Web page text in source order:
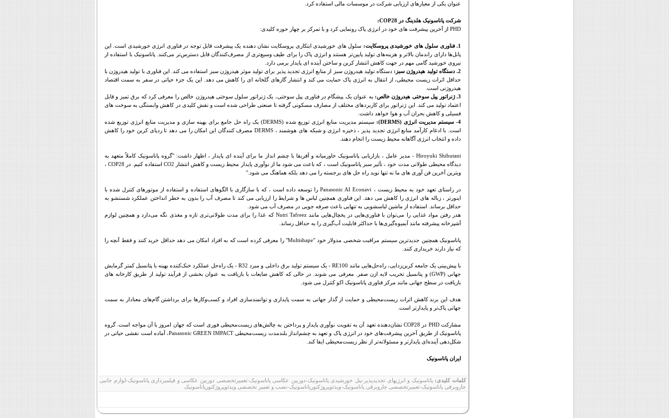
عنوان یکی از معیارهای ارزیابی شرکت در موسسات مالی استفاده کرد.
شرکت پاناسونیک هلدینگ در COP28
:
PHD از آخرین پیشرفت های خود در انرژی پاک رونمایی کرد و با تمرکز بر چهار حوزه کلیدی:
1. فناوری سلول های خورشیدی پروسکایت:
سلول های خورشیدی ابتکاری پروسکایت نشان دهنده یک پیشرفت قابل توجه در فناوری انرژی خورشیدی است. این
پانل‌ها دارای راندمان بالاتر و هزینه‌های تولید پایین‌تر هستند و انرژی پاک را برای طیف وسیع‌تری از مصرف‌کنندگان قابل دسترس‌تر می‌کنند. پاناسونیک با استفاده از
نیروی خورشید گامی مهم در جهت کاهش انتشار کربن و ساختن آینده ای پایدار برمی دارد.
2. دستگاه تولید هیدروژن سبز:
دستگاه تولید هیدروژن سبز از منابع انرژی تجدید پذیر برای تولید موثر هیدروژن سبز استفاده می کند. این فناوری با تولید هیدروژن با
حداقل اثرات زیست محیطی، از انتقال به انرژی پاک حمایت می کند و انتشار گازهای گلخانه ای را کاهش می دهد. این یک جزء حیاتی در سفر به سمت اقتصاد
هیدروژنی است.
3. ژنراتور پیل سوختی هیدروژن خالص:
به عنوان یک پیشگام در فناوری پیل سوختی، یک ژنراتور سلول سوختی هیدروژن خالص را معرفی کرد که برق تمیز و قابل
اعتماد تولید می کند. این ژنراتور برای کاربردهای مختلف از مصارف مسکونی گرفته تا صنعتی طراحی شده است و نقش کلیدی در کاهش وابستگی به سوخت های
فسیلی و کاهش بحران آب و هوا خواهد داشت.
4- سیستم مدیریت انرژی (
DERMS
): سیستم مدیریت منابع انرژی توزیع شده (DERMS) یک راه حل جامع برای بهینه سازی و مدیریت منابع انرژی توزیع شده
است. با ادغام کارآمد منابع انرژی تجدید پذیر ، ذخیره انرژی و شبکه های هوشمند ،DERMS مصرف کنندگان این امکان را می دهد تا ردپای کربن خود را کاهش
داده و انتخاب انرژی آگاهانه محیط زیست را انجام دهند.
Hiroyuki Shibutani - مدیر عامل ، بازاریابی پاناسونیک خاورمیانه و آفریقا با چشم انداز ما برای آینده ای پایدار ، اظهار داشت: "گروه پاناسونیک کاملاً متعهد به
دیدگاه محیطی طولانی مدت خود ، تأثیر سبز پاناسونیک است ، که باعث می شود ما از نوآوری پایدار محیط زیست و کاهش انتشار CO2 استفاده کنیم. در COP28،
ویترین آخرین فن آوری های ما نه تنها نوید راه حل های برجسته را می دهد بلکه هماهنگ می شود "
در راستای تعهد خود به محیط زیست ، Panasonic AI Econaviرا توسعه داده است ، که با سازگاری با الگوهای استفاده و استفاده از موتورهای کنترل شده با
اینورتر ، زباله های انرژی را کاهش می دهد. این فناوری همچنین لباس ها و شرایط را ارزیابی می کند تا مصرف آب را بدون به خطر انداختن عملکرد شستشو به
حداقل برساند. استفاده از ماشین لباسشویی به تنهایی باعث صرفه جویی در مصرف آب می شود.
هدر رفتن مواد غذایی را می‌توان با فناوری‌هایی در یخچال‌هایی مانندNutri Tafreez که غذا را برای مدت طولانی‌تری تازه و مغذی نگه می‌دارد و همچنین لوازم
آشپزخانه پیشرفته مانند آبمیوه‌گیری‌ها با حداکثر قابلیت آب‌گیری را به حداقل رساند.
پاناسونیک همچنین جدیدترین سیستم مراقبت شخصی مدولار خود "Multishape" را معرفی کرده است که به افراد امکان می دهد حداقل خرید کنند و فقط آنچه را
که نیاز دارند خریداری کنند.
با پیش‌بینی یک جامعه کربن‌زدایی، راه‌حل‌هایی مانند RE100 - یک سیستم تولید برق داخلی و مبرد R32- یک راه‌حل عملکرد خنک‌کننده بهینه با پتانسیل کمتر گرمایش
جهانی (GWP) و پتانسیل تخریب لایه ازن صفر. معرفی می شوند. در حالی که کاهش ضایعات با بازیافت به عنوان بخشی از فرآیند تولید از طریق کارخانه های
بازیافت در سطح جهانی مانند مرکز فناوری پاناسونیک اکو کنترل می شود.
هدف این برند کاهش اثرات زیست‌محیطی و حمایت از گذار جهانی به سمت پایداری و توانمندسازی افراد و کسب‌وکارها برای برداشتن گام‌های معنادار به سمت
جهانی پاک‌تر و پایدارتر است.
مشارکتPHD در COP28نشان‌دهنده تعهد آن به تقویت نوآوری پایدار و پرداختن به چالش‌های زیست‌محیطی فوری است که جهان امروز با آن مواجه است. گروه
پاناسونیک از طریق آخرین پیشرفت‌های خود در انرژی پاک و تعهد به چشم‌انداز بلندمدت زیست‌محیطی Panasonic GREEN IMPACT، آماده است نقشی حیاتی در
شکل‌دهی آینده‌ای پایدارتر و مسئولانه‌تر از نظر زیست‌محیطی ایفا کند.
ایران پاناسونیک
کلمات کلیدی: پاناسونیک و انرژیهای تجدیدپذیر-پنل خورشیدی پاناسونیک-دوربین عکاسی پاناسونیک-تعمیرتخصصی دوربین عکاسی و فیلمبرداری پاناسونیک-لوازم جانبی
جاروبرقی پاناسونیک-تعمیرتخصصی جاروبرقی پاناسونیک-ویدئوپروژکتورپاناسونیک-نصب و تعمیر تخصصی ویدئوپروژکتورپاناسونیک